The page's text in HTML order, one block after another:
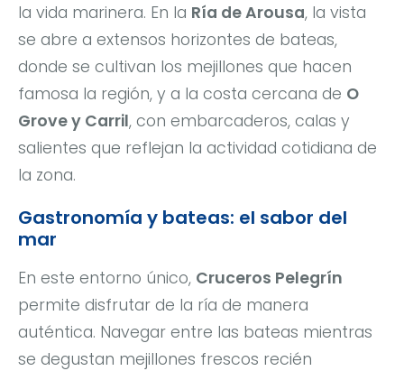
la vida marinera. En la Ría de Arousa, la vista
se abre a extensos horizontes de bateas,
donde se cultivan los mejillones que hacen
famosa la región, y a la costa cercana de O
Grove y Carril, con embarcaderos, calas y
salientes que reflejan la actividad cotidiana de
la zona.
Gastronomía y bateas: el sabor del
mar
En este entorno único, Cruceros Pelegrín
permite disfrutar de la ría de manera
auténtica. Navegar entre las bateas mientras
se degustan mejillones frescos recién